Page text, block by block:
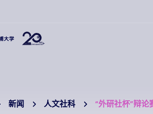
新闻 人文社科 “外研社杯”辩